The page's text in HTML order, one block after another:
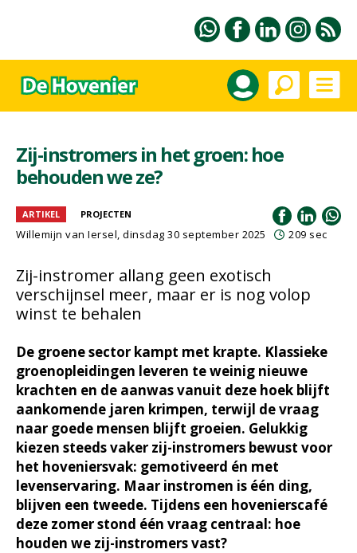
Zij-instromers in het groen: hoe
behouden we ze?
ARTIKEL PROJECTEN
Willemijn van Iersel, dinsdag 30 september 2025 209 sec
Zij-instromer allang geen exotisch
verschijnsel meer, maar er is nog volop
winst te behalen
De groene sector kampt met krapte. Klassieke
groenopleidingen leveren te weinig nieuwe
krachten en de aanwas vanuit deze hoek blijft
aankomende jaren krimpen, terwijl de vraag
naar goede mensen blijft groeien. Gelukkig
kiezen steeds vaker zij-instromers bewust voor
het hoveniersvak: gemotiveerd én met
levenservaring. Maar instromen is één ding,
blijven een tweede. Tijdens een hovenierscafé
deze zomer stond één vraag centraal: hoe
houden we zij-instromers vast?